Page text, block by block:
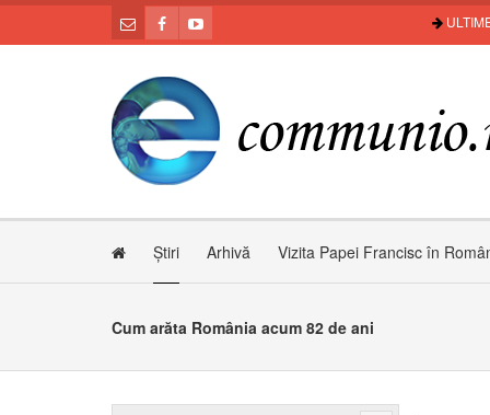
Știri Arhivă Vizita Papei Francisc în
Cum arăta România acum 82 de ani